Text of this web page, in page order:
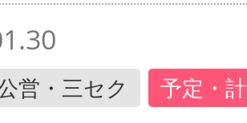
営・三セク 予定・